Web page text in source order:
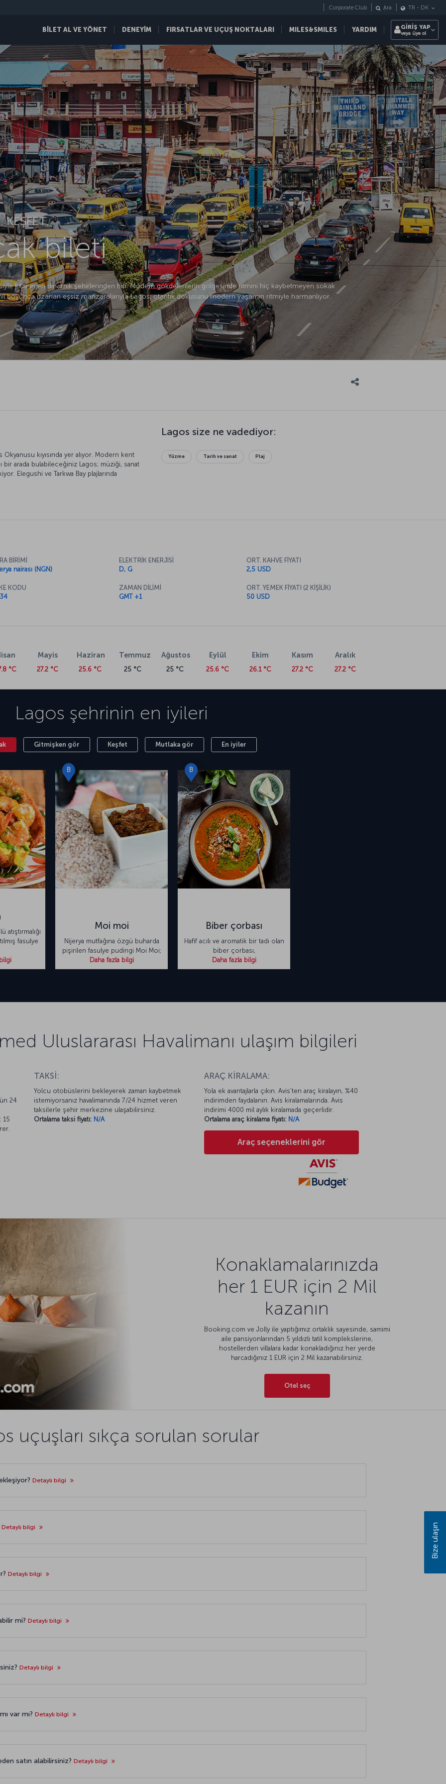
BİLET AL VE YÖNET DENEYİM FIRSATLAR VE UÇUŞ NOKTALARI MILES&SMILES YARDIM
Corporate Club Ara TR - DK
GİRİŞ YAP
veya üye ol
bileti
kıtanın en dinamik şehirlerinden biri. Modern gökdelenlerin gölgesinde ritmini hiç kaybetmeyen sokak
boyunca uzanan eşsiz manzaralarıyla Lagos, otantik dokusunu modern yaşamın ritmiyle harmanlıyor.
kıyısında yer alıyor. Modern kent
bir arada bulabileceğiniz Lagos; müziği, sanat
Elegushi ve Tarkwa Bay plajlarında
ise Victoria Adası. Şehir merkezinden bir
bileti alın
güzel sahilleriyle ünlü şehri Lagos’a
fiyatları dönemsel olarak değişkenlik
bir şehir hayatını keşfedebileceğiniz bir
araç kiralama seçenekleriyle kolaylıkla
Lagos size ne vadediyor:
Yüzme Tarih ve sanat Plaj
BİRİMİ
nairası (NGN)
KODU
ELEKTRİK ENERJİSİ
D, G
ZAMAN DİLİMİ
GMT +1
ORT. KAHVE FİYATI
2,5 USD
ORT. YEMEK FİYATI (2 KİŞİLİK)
50 USD
°C
Mayis
27.2 °C
Haziran
25.6 °C
Temmuz
25 °C
Ağustos
25 °C
Eylül
25.6 °C
Ekim
26.1 °C
Kasım
27.2 °C
Aralık
27.2 °C
Lagos şehrinin en iyileri
Gitmişken gör Keşfet Mutlaka gör En iyiler
atıştırmalığı
fasulye
B
Moi moi
Nijerya mutfağına özgü buharda
pişirilen fasulye pudingi Moi Moi;
Daha fazla bilgi
B
Biber çorbası
Hafif acılı ve aromatik bir tadı olan
biber çorbası,
Daha fazla bilgi
Uluslararası Havalimanı ulaşım bilgileri
24
15
TAKSİ:
Yolcu otobüslerini bekleyerek zaman kaybetmek
istemiyorsanız havalimanında 7/24 hizmet veren
taksilerle şehir merkezine ulaşabilirsiniz.
Ortalama taksi fiyatı: N/A
ARAÇ KİRALAMA:
Yola ek avantajlarla çıkın. Avis’ten araç kiralayın, %40
indirimden faydalanın. Avis kiralamalarında. Avis
indirimi 4000 mil aylık kiralamada geçerlidir.
Ortalama araç kiralama fiyatı: N/A
Araç seçeneklerini gör
Konaklamalarınızda
her 1 EUR için 2 Mil
kazanın
Booking.com ve Jolly ile yaptığımız ortaklık sayesinde, samimi
aile pansiyonlarından 5 yıldızlı tatil komplekslerine,
hostellerden villalara kadar konakladığınız her yerde
harcadığınız 1 EUR için 2 Mil kazanabilirsiniz.
Otel seç
uçuşları sıkça sorulan sorular
Detaylı bilgi
Detaylı bilgi
Detaylı bilgi
mi? Detaylı bilgi
Detaylı bilgi
var mı? Detaylı bilgi
satın alabilirsiniz? Detaylı bilgi
Bize ulaşın